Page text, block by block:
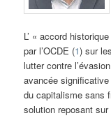
L’ « accord
par l’OCDE (1) sur
lutter contre
avancée
du capitalisme sans
solution reposant